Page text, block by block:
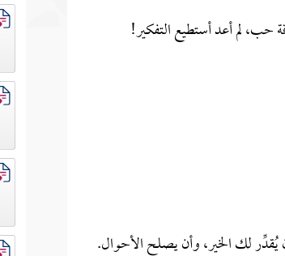
حب، لم أعد أستطيع التفكير!
يُقدِّر لك الخير، وأن يصلح الأحوال.